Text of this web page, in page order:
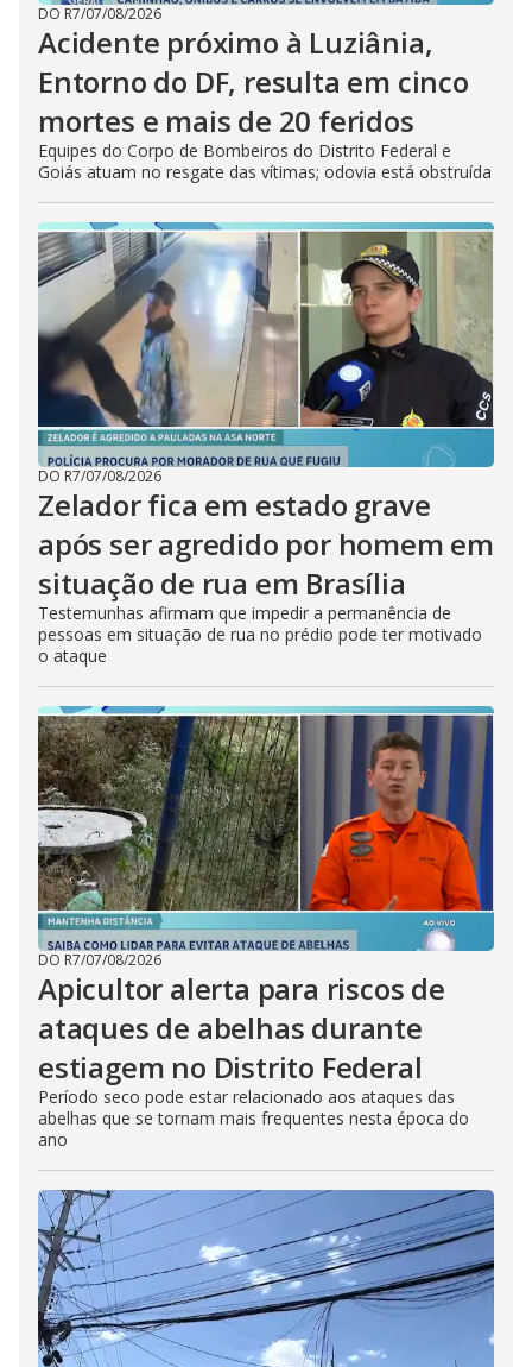
DO R7/07/08/2026
Acidente próximo à Luziânia,
Entorno do DF, resulta em cinco
mortes e mais de 20 feridos
Equipes do Corpo de Bombeiros do Distrito Federal e
Goiás atuam no resgate das vítimas; odovia está obstruída
DO R7/07/08/2026
Zelador fica em estado grave
após ser agredido por homem em
situação de rua em Brasília
Testemunhas afirmam que impedir a permanência de
pessoas em situação de rua no prédio pode ter motivado
o ataque
DO R7/07/08/2026
Apicultor alerta para riscos de
ataques de abelhas durante
estiagem no Distrito Federal
Período seco pode estar relacionado aos ataques das
abelhas que se tornam mais frequentes nesta época do
ano